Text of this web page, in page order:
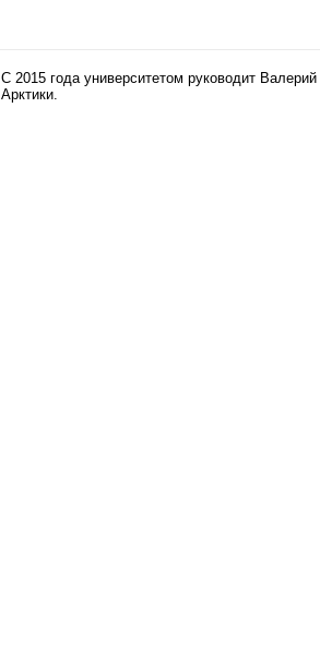
С 2015 года университетом руководит
Арктики.